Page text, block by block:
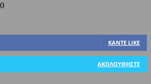
ΚΆΝΤΕ LIKE
ΑΚΟΛΟΥΘΉΣΤΕ